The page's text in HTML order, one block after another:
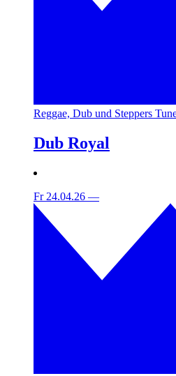
Reggae, Dub und Steppers
Dub Royal
Fr 24.04.26 —